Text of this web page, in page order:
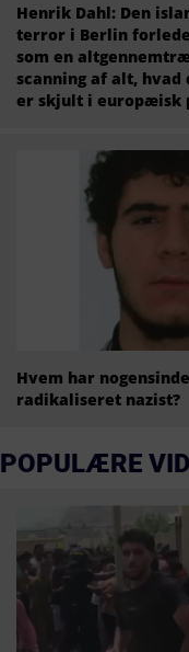
Henrik Dahl: Den
terror i Berlin
som en
scanning af alt,
er skjult i europæisk
Hvem har
radikaliseret nazist?
POPULÆRE